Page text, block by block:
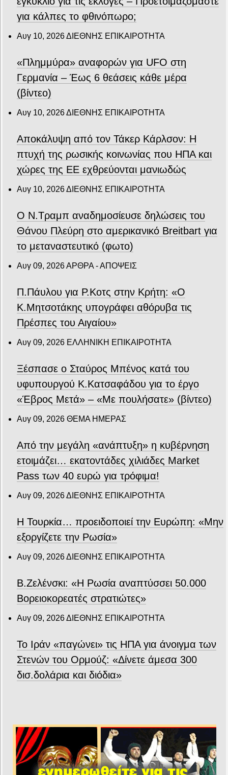
για κάλπες το φθινόπωρο;
Αυγ 10, 2026ΔΙΕΘΝΗΣ ΕΠΙΚΑΙΡΟΤΗΤΑ
«Πλημμύρα» αναφορών για UFO στη
Γερμανία – Έως 6 θεάσεις κάθε μέρα
(βίντεο)
Αυγ 10, 2026ΔΙΕΘΝΗΣ ΕΠΙΚΑΙΡΟΤΗΤΑ
Αποκάλυψη από τον Τάκερ Κάρλσον: Η
πτυχή της ρωσικής κοινωνίας που ΗΠΑ και
χώρες της ΕΕ εχθρεύονται μανιωδώς
Αυγ 10, 2026ΔΙΕΘΝΗΣ ΕΠΙΚΑΙΡΟΤΗΤΑ
Ο Ν.Τραμπ αναδημοσίευσε δηλώσεις του
Θάνου Πλεύρη στο αμερικανικό Breitbart για
το μεταναστευτικό (φωτο)
Αυγ 09, 2026ΑΡΘΡΑ - ΑΠΟΨΕΙΣ
Π.Πάυλου για Ρ.Κοτς στην Κρήτη: «Ο
Κ.Μητσοτάκης υπογράφει αθόρυβα τις
Πρέσπες του Αιγαίου»
Αυγ 09, 2026 ΕΛΛΗΝΙΚΗ ΕΠΙΚΑΙΡΟΤΗΤΑ
Ξέσπασε ο Σταύρος Μπένος κατά του
υφυπουργού Κ.Κατσαφάδου για το έργο
«Έβρος Μετά» – «Με πουλήσατε» (βίντεο)
Αυγ 09, 2026 ΘΕΜΑ ΗΜΕΡΑΣ
Από την μεγάλη «ανάπτυξη» η κυβέρνηση
ετοιμάζει… εκατοντάδες χιλιάδες Market
Pass των 40 ευρώ για τρόφιμα!
Αυγ 09, 2026ΔΙΕΘΝΗΣ ΕΠΙΚΑΙΡΟΤΗΤΑ
Η Τουρκία… προειδοποιεί την Ευρώπη: «Μην
εξοργίζετε την Ρωσία»
Αυγ 09, 2026ΔΙΕΘΝΗΣ ΕΠΙΚΑΙΡΟΤΗΤΑ
Β.Ζελένσκι: «Η Ρωσία αναπτύσσει 50.000
Βορειοκορεατές στρατιώτες»
Αυγ 09, 2026ΔΙΕΘΝΗΣ ΕΠΙΚΑΙΡΟΤΗΤΑ
Το Ιράν «παγώνει» τις ΗΠΑ για άνοιγμα των
Στενών του Ορμούζ: «Δίνετε άμεσα 300
δισ.δολάρια και διόδια»